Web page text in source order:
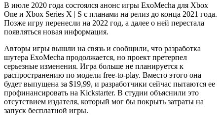
В июле 2020 года состоялся анонс игры ExoMecha для Xbox
One и Xbox Series X | S с планами на релиз до конца 2021 года.
Позже игру перенесли на 2022 год, а далее о ней перестала
появляться новая информация.
Авторы игры вышли на связь и сообщили, что разработка
шутера ExoMecha продолжается, но проект претерпел
серьезные изменения. Игра больше не планируется к
распространению по модели free-to-play. Вместо этого она
будет выпущена за $19,99, и разработчики сейчас пытаются ее
профинансировать на Kickstarter. В студии объяснили это
отсутствием издателя, который мог бы покрыть затраты на
запуск бесплатной игры.